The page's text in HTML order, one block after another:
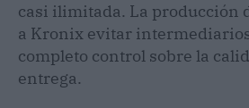
casi ilimitada. La producción
a Kronix evitar
completo control sobre la
entrega.